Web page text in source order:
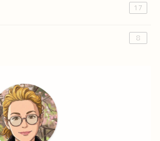
17
8